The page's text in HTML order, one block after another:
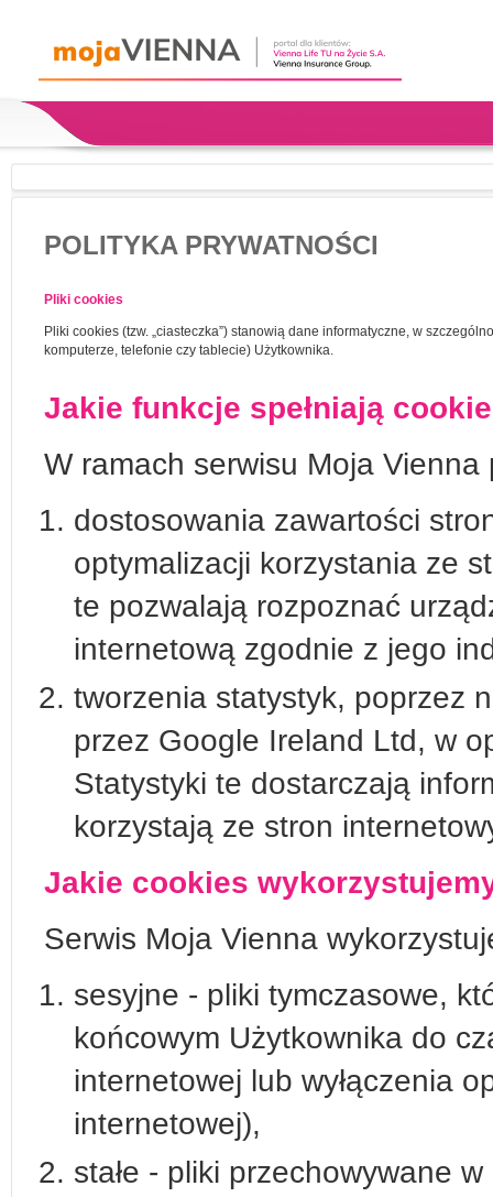
POLITYKA PRYWATNOŚCI
Pliki cookies
Pliki cookies (tzw. „ciasteczka”) stanowią dane informatyczne, w
komputerze, telefonie czy tablecie) Użytkownika.
Jakie funkcje spełniają
W ramach serwisu Moja
dostosowania zawartości
optymalizacji korzystania ze
te pozwalają rozpoznać
internetową zgodnie z jego
tworzenia statystyk, poprzez
przez Google Ireland Ltd, w
Statystyki te dostarczają
korzystają ze stron
Jakie cookies
Serwis Moja Vienna
sesyjne - pliki tymczasowe,
końcowym Użytkownika do
internetowej lub wyłączenia
internetowej),
stałe - pliki przechowywane